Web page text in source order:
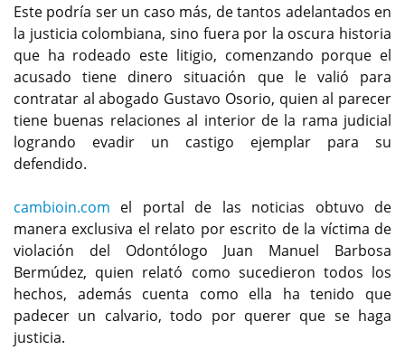
Este podría ser un caso más, de tantos adelantados en
la justicia colombiana, sino fuera por la oscura historia
que ha rodeado este litigio, comenzando porque el
acusado tiene dinero situación que le valió para
contratar al abogado Gustavo Osorio, quien al parecer
tiene buenas relaciones al interior de la rama judicial
logrando evadir un castigo ejemplar para su
defendido.
cambioin.com el portal de las noticias obtuvo de
manera exclusiva el relato por escrito de la víctima de
violación del Odontólogo Juan Manuel Barbosa
Bermúdez, quien relató como sucedieron todos los
hechos, además cuenta como ella ha tenido que
padecer un calvario, todo por querer que se haga
justicia.